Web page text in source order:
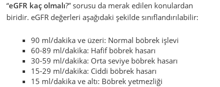
“eGFR kaç olmalı?” sorusu da merak edilen konulardan
biridir. eGFR değerleri aşağıdaki şekilde sınıflandırılabilir:
90 ml/dakika ve üzeri: Normal böbrek işlevi
60-89 ml/dakika: Hafif böbrek hasarı
30-59 ml/dakika: Orta seviye böbrek hasarı
15-29 ml/dakika: Ciddi böbrek hasarı
15 ml/dakika ve altı: Böbrek yetmezliği